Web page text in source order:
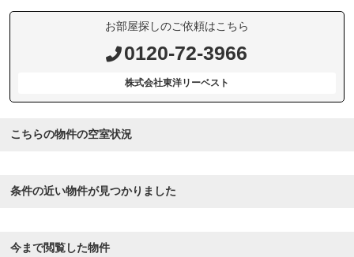
お部屋探しのご依頼はこちら
0120-72-3966
株式会社東洋リーベスト
こちらの物件の空室状況
条件の近い物件が見つかりました
今まで閲覧した物件